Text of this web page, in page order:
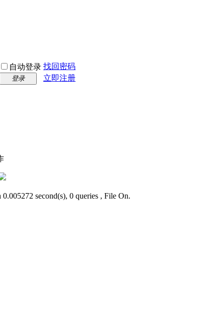
自动登录 找回密码
登录
立即注册
0.005272 second(s), 0 queries , File On.